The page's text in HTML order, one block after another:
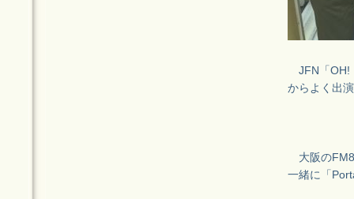
JFN「OH!
からよく出
大阪の
一緒に「